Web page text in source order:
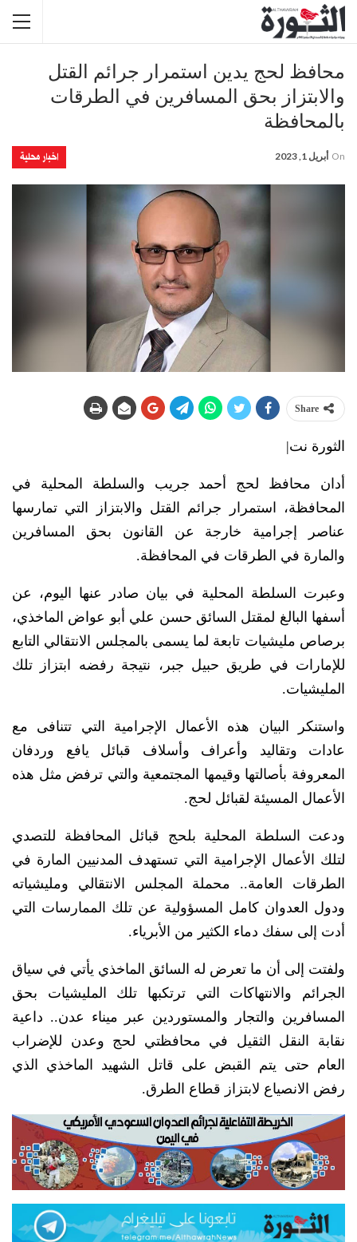
محافظ لحج يدين استمرار جرائم القتل
والابتزاز بحق المسافرين في الطرقات
بالمحافظة
اخبار محلية On أبريل 1, 2023
Share
الثورة نت|
أدان محافظ لحج أحمد جريب والسلطة المحلية في
المحافظة، استمرار جرائم القتل والابتزاز التي تمارسها
عناصر إجرامية خارجة عن القانون بحق المسافرين
والمارة في الطرقات في المحافظة.
وعبرت السلطة المحلية في بيان صادر عنها اليوم، عن
أسفها البالغ لمقتل السائق حسن علي أبو عواض الماخذي،
برصاص مليشيات تابعة لما يسمى بالمجلس الانتقالي التابع
للإمارات في طريق حبيل جبر، نتيجة رفضه ابتزاز تلك
المليشيات.
واستنكر البيان هذه الأعمال الإجرامية التي تتنافى مع
عادات وتقاليد وأعراف وأسلاف قبائل يافع وردفان
المعروفة بأصالتها وقيمها المجتمعية والتي ترفض مثل هذه
الأعمال المسيئة لقبائل لحج.
ودعت السلطة المحلية بلحج قبائل المحافظة للتصدي
لتلك الأعمال الإجرامية التي تستهدف المدنيين المارة في
الطرقات العامة.. محملة المجلس الانتقالي ومليشياته
ودول العدوان كامل المسؤولية عن تلك الممارسات التي
أدت إلى سفك دماء الكثير من الأبرياء.
ولفتت إلى أن ما تعرض له السائق الماخذي يأتي في سياق
الجرائم والانتهاكات التي ترتكبها تلك المليشيات بحق
المسافرين والتجار والمستوردين عبر ميناء عدن.. داعية
نقابة النقل الثقيل في محافظتي لحج وعدن للإضراب
العام حتى يتم القبض على قاتل الشهيد الماخذي الذي
رفض الانصياع لابتزاز قطاع الطرق.